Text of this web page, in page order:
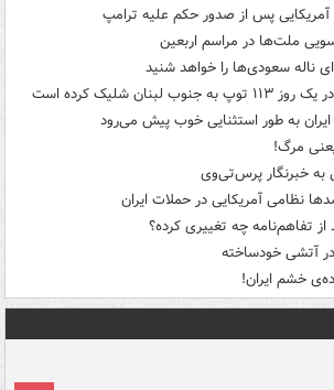
پس از صدور حکم علیه ترامپ
ملت‌ها در مراسم اربعین
ناله سعودی‌ها را خواهد شنید
شلیک کرده است
ایران به طور استثنایی خوب پیش می‌رود
مرگ!
به خبرنگار پرس‌تی‌وی
نظامی آمریکایی در حملات ایران
تفاهم‌نامه چه تغییری کرده؟
آتشی خودساخته
خشم ایران!